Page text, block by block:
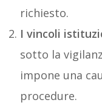
richiesto.
I vincoli
sotto la
impone una
procedure.